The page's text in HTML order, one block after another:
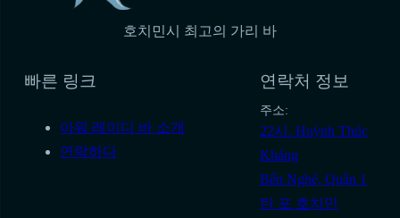
호치민시 최고의 가리 바
빠른 링크
아워 레이디 바 소개
연락하다
연락처 정보
주소:
22시. Huỳnh Thúc
Kháng
Bến Nghé, Quận 1
탄 포 호치민